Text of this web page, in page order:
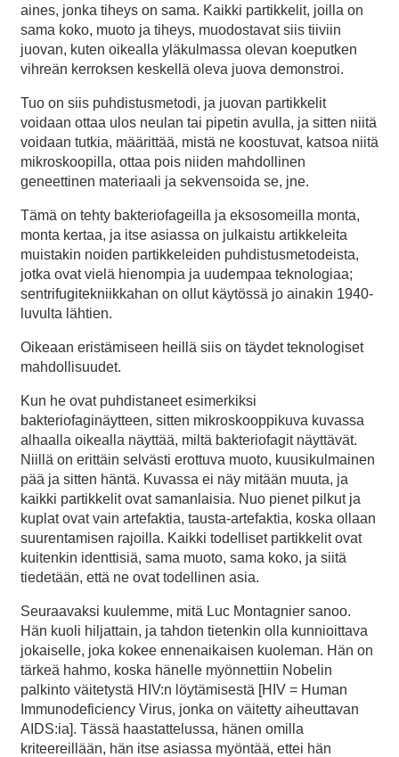
aines, jonka tiheys on sama. Kaikki partikkelit, joilla on
sama koko, muoto ja tiheys, muodostavat siis tiiviin
juovan, kuten oikealla yläkulmassa olevan koeputken
vihreän kerroksen keskellä oleva juova demonstroi.
Tuo on siis puhdistusmetodi, ja juovan partikkelit
voidaan ottaa ulos neulan tai pipetin avulla, ja sitten niitä
voidaan tutkia, määrittää, mistä ne koostuvat, katsoa niitä
mikroskoopilla, ottaa pois niiden mahdollinen
geneettinen materiaali ja sekvensoida se, jne.
Tämä on tehty bakteriofageilla ja eksosomeilla monta,
monta kertaa, ja itse asiassa on julkaistu artikkeleita
muistakin noiden partikkeleiden puhdistusmetodeista,
jotka ovat vielä hienompia ja uudempaa teknologiaa;
sentrifugitekniikkahan on ollut käytössä jo ainakin 1940-
luvulta lähtien.
Oikeaan eristämiseen heillä siis on täydet teknologiset
mahdollisuudet.
Kun he ovat puhdistaneet esimerkiksi
bakteriofaginäytteen, sitten mikroskooppikuva kuvassa
alhaalla oikealla näyttää, miltä bakteriofagit näyttävät.
Niillä on erittäin selvästi erottuva muoto, kuusikulmainen
pää ja sitten häntä. Kuvassa ei näy mitään muuta, ja
kaikki partikkelit ovat samanlaisia. Nuo pienet pilkut ja
kuplat ovat vain artefaktia, tausta-artefaktia, koska ollaan
suurentamisen rajoilla. Kaikki todelliset partikkelit ovat
kuitenkin identtisiä, sama muoto, sama koko, ja siitä
tiedetään, että ne ovat todellinen asia.
Seuraavaksi kuulemme, mitä Luc Montagnier sanoo.
Hän kuoli hiljattain, ja tahdon tietenkin olla kunnioittava
jokaiselle, joka kokee ennenaikaisen kuoleman. Hän on
tärkeä hahmo, koska hänelle myönnettiin Nobelin
palkinto väitetystä HIV:n löytämisestä [HIV = Human
Immunodeficiency Virus, jonka on väitetty aiheuttavan
AIDS:ia]. Tässä haastattelussa, hänen omilla
kriteereillään, hän itse asiassa myöntää, ettei hän